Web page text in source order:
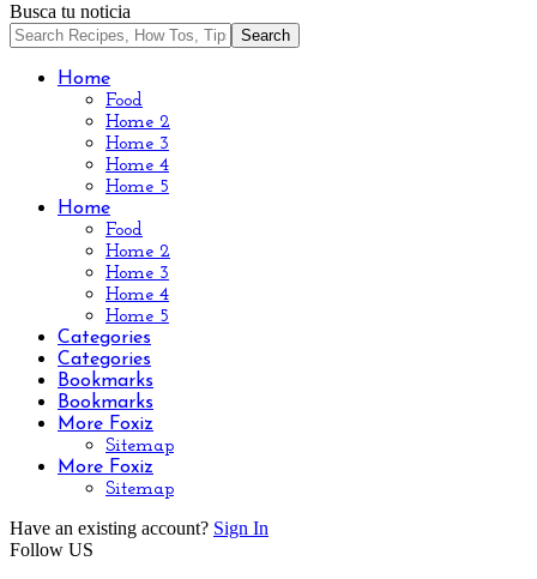
Busca tu noticia
Home
Food
Home 2
Home 3
Home 4
Home 5
Home
Food
Home 2
Home 3
Home 4
Home 5
Categories
Categories
Bookmarks
Bookmarks
More Foxiz
Sitemap
More Foxiz
Sitemap
Have an existing account? Sign In
Follow US